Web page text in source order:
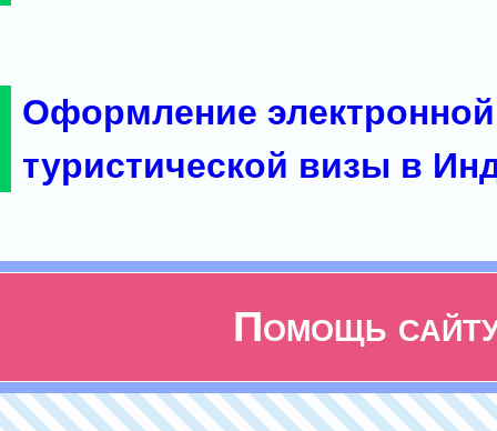
Оформление электронной
туристической визы в
Помощь